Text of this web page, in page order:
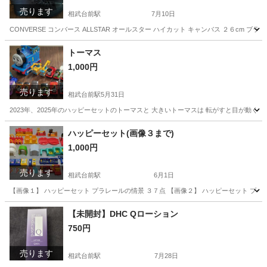
売ります 相武台前駅 7月10日
CONVERSE コンバース ALLSTAR オールスター ハイカット キャンバス ２６cm ブ
神奈川 座間市
売ります
トーマス
1,000円
相武台前駅5月31日
2023年、2025年のハッピーセットのトーマスと 大きいトーマスは 転がすと目が動く
神奈川 座間市 相武台前駅 おもちゃ
売ります
ハッピーセット(画像３まで)
1,000円
相武台前駅 6月1日
【画像１】 ハッピーセット プラレールの情景 ３７点 【画像２】 ハッピーセット プ
神奈川 座間市 相武台前駅
売ります
【未開封】DHC Qローション
750円
相武台前駅 7月28日